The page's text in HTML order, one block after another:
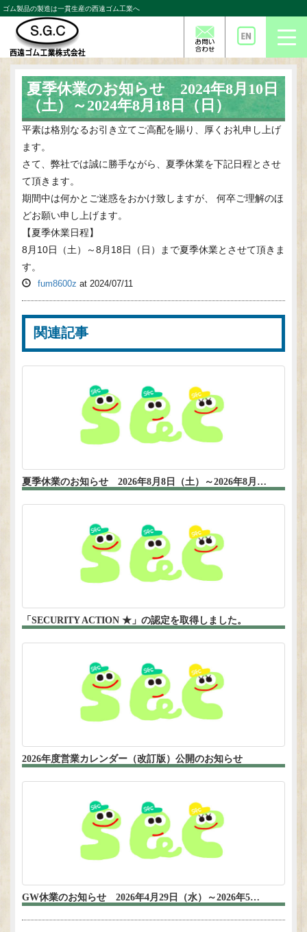
ゴム製品の製造は一貫生産の西遠ゴム工業へ
夏季休業のお知らせ 2024年8月10日
（土）～2024年8月18日（日）
平素は格別なるお引き立てご高配を賜り、厚くお礼申し上げ
ます。
さて、弊社では誠に勝手ながら、夏季休業を下記日程とさせ
て頂きます。
期間中は何かとご迷惑をおかけ致しますが、 何卒ご理解のほ
どお願い申し上げます。
【夏季休業日程】
8月10日（土）～8月18日（日）まで夏季休業とさせて頂きま
す。
fum8600z at2024/07/11
関連記事
夏季休業のお知らせ 2026年8月8日（土）～2026年8月…
「SECURITY ACTION ★」の認定を取得しました。
2026年度営業カレンダー（改訂版）公開のお知らせ
GW休業のお知らせ 2026年4月29日（水）～2026年5…